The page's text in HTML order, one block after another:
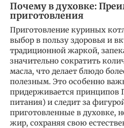
Почему в духовке:
приготовления
Приготовление куриных
выбор в пользу здоровья и
традиционной жаркой,
значительно сократить
масла, что делает блюдо
полезным. Это особенно
придерживается принципов
питания) и следит за
приготовленные в духовке,
жир, сохраняя свою